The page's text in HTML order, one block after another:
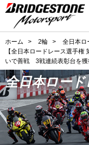
ホーム > 2輪 > 全日本ロ
【全日本ロードレース選手
いで善戦 3戦連続表彰台を獲
全日本ロー